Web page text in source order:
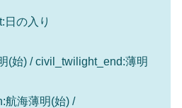
日の入り
(始) / civil_twilight_end:薄明
航海薄明(始) /